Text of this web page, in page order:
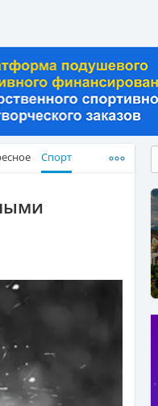
Спорт